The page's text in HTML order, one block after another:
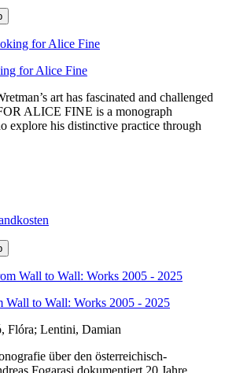
for Alice Fine
art has fascinated and challenged
ALICE FINE is a monograph
explore his distinctive practice through
Wall to Wall: Works 2005 - 2025
Flóra; Lentini, Damian
über den österreichisch-
Fogarasi dokumentiert 20 Jahre